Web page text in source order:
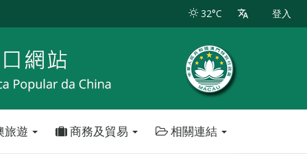
32°C 登入
遊 商務及貿易 相關連結